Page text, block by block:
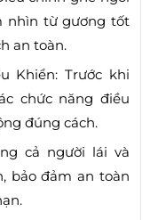
nhìn từ gương tốt
an toàn.
Khiển: Trước khi
chức năng điều
đúng cách.
cả người lái và
bảo đảm an toàn